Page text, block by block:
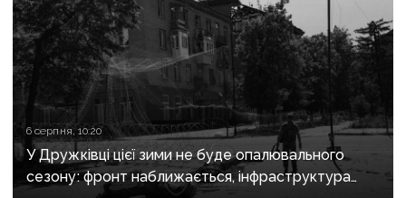
6 серпня, 10:20
У Дружківці цієї зими не буде опалювального
сезону: фронт наближається, інфраструктура